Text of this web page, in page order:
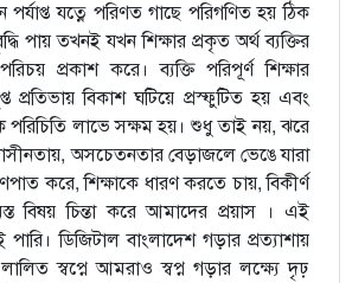
যত্নে পরিণত গাছে পরিগণিত হয় ঠিক
পায় তখনই যখন শিক্ষার প্রকৃত অর্থ ব্যক্তির
প্রকাশ করে। ব্যক্তি পরিপূর্ণ শিক্ষার
বিকাশ ঘটিয়ে প্রস্ফুটিত হয় এবং
পরিচিতি লাভে সক্ষম হয়। শুধু তাই নয়, ঝরে
অসচেতনতার বেড়াজলে ভেঙে যারা
করে, শিক্ষাকে ধারণ করতে চায়, বিকীর্ণ
বিষয় চিন্তা করে আমাদের প্রয়াস । এই
পারি। ডিজিটাল বাংলাদেশ গড়ার প্রত্যাশায়
স্বপ্নে আমরাও স্বপ্ন গড়ার লক্ষ্যে দৃঢ়